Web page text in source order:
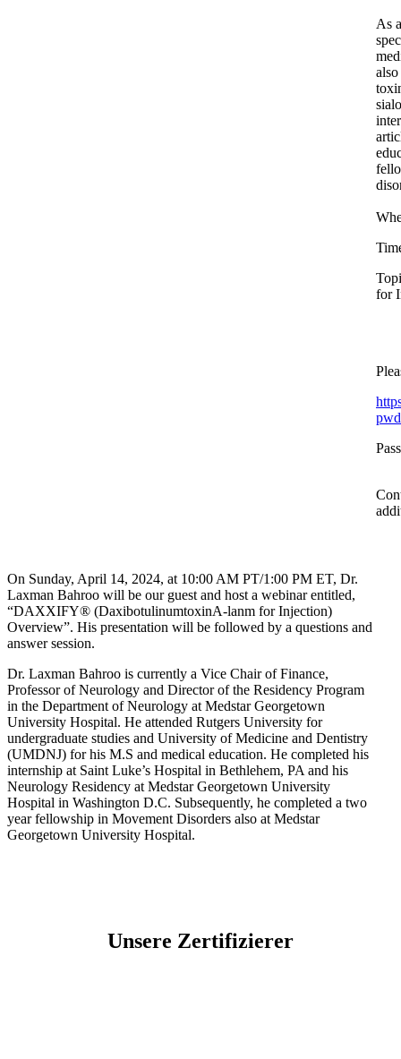
On Sunday, April 14, 2024, at 10:00 AM PT/1:00 PM ET, Dr.
Laxman Bahroo will be our guest and host a webinar entitled,
“DAXXIFY® (DaxibotulinumtoxinA-lanm for Injection)
Overview”. His presentation will be followed by a questions and
answer session.
Dr. Laxman Bahroo is currently a Vice Chair of Finance,
Professor of Neurology and Director of the Residency Program
in the Department of Neurology at Medstar Georgetown
University Hospital. He attended Rutgers University for
undergraduate studies and University of Medicine and Dentistry
(UMDNJ) for his M.S and medical education. He completed his
internship at Saint Luke’s Hospital in Bethlehem, PA and his
Neurology Residency at Medstar Georgetown University
Hospital in Washington D.C. Subsequently, he completed a two
year fellowship in Movement Disorders also at Medstar
Georgetown University Hospital.
As
for
Unsere Zertifizierer